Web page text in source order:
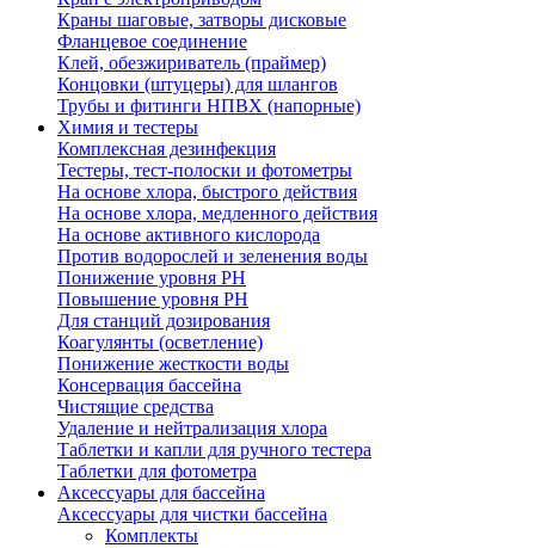
Краны шаговые, затворы дисковые
Фланцевое соединение
Клей, обезжириватель (праймер)
Концовки (штуцеры) для шлангов
Трубы и фитинги НПВХ (напорные)
Химия и тестеры
Комплексная дезинфекция
Тестеры, тест-полоски и фотометры
На основе хлора, быстрого действия
На основе хлора, медленного действия
На основе активного кислорода
Против водорослей и зеленения воды
Понижение уровня РН
Повышение уровня РН
Для станций дозирования
Коагулянты (осветление)
Понижение жесткости воды
Консервация бассейна
Чистящие средства
Удаление и нейтрализация хлора
Таблетки и капли для ручного тестера
Таблетки для фотометра
Аксессуары для бассейна
Аксессуары для чистки бассейна
Комплекты